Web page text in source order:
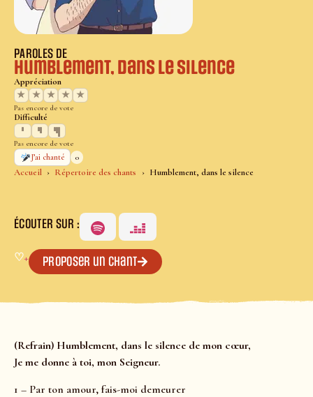
Accueil Répertoire des chants Humblement, dans le silence
PAROLES DE
Humblement, dans le silence
Appréciation
★
★ ★ ★ ★
Pas encore de vote
Difficulté
Pas encore de vote
J’ai chanté
0
ÉCOUTER SUR :
♡+ Proposer un chant
(Refrain) Humblement, dans le silence de mon cœur,
Je me donne à toi, mon Seigneur.
1 – Par ton amour, fais-moi demeurer